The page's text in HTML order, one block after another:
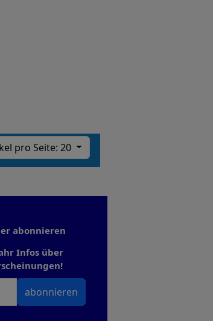
pro Seite: 20
abonnieren
Infos über
abonnieren